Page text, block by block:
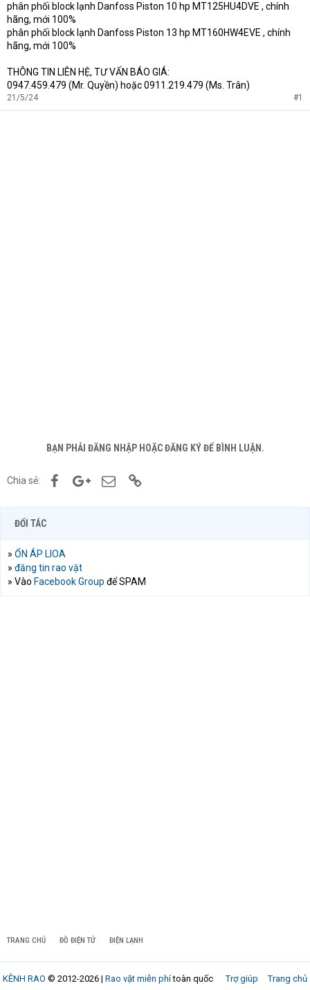
phân phối block lạnh Danfoss Piston 10 hp MT125HU4DVE , chính
hãng, mới 100%
phân phối block lạnh Danfoss Piston 13 hp MT160HW4EVE , chính
hãng, mới 100%
THÔNG TIN LIÊN HỆ, TƯ VẤN BÁO GIÁ:
0947.459.479 (Mr. Quyền) hoặc 0911.219.479 (Ms. Trân)
21/5/24 #1
BẠN PHẢI ĐĂNG NHẬP HOẶC ĐĂNG KÝ ĐỂ BÌNH LUẬN.
Chia sẻ: FacebookGoogle+Email
ĐỐI TÁC
» ỔN ÁP LIOA
» đăng tin rao vặt
» Vào Facebook Group để SPAM
TRANG CHỦ ĐỒ ĐIỆN TỬ ĐIỆN LẠNH
Trợ giúp Trang chủ
KÊNH RAO © 2012-2026 | Rao vặt miễn phítoàn quốc